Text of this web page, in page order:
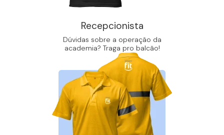
Recepcionista
Dúvidas sobre a operação da
academia? Traga pro balcão!